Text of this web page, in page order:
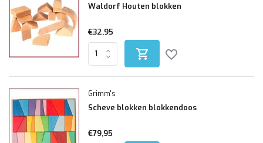
Waldorf Houten blokken
€32,95
Grimm's
Scheve blokken blokkendoos
€79,95